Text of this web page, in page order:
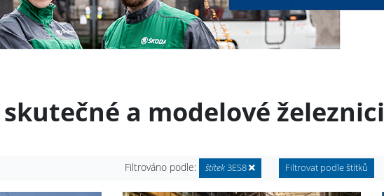
a modelové železnici
Filtrováno podle:
štítek3ES8 Filtrovat podle štítků